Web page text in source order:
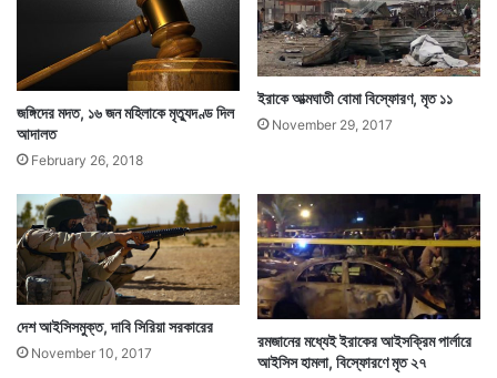
জঙ্গিদের মদত, ১৬ জন মহিলাকে মৃত্যুদণ্ড দিল
আদালত
February 26, 2018
ইরাকে আত্মঘাতী বোমা বিস্ফোরণ, মৃত ১১
November 29, 2017
দেশ আইসিসমুক্ত, দাবি সিরিয়া সরকারের
November 10, 2017
রমজানের মধ্যেই ইরাকের আইসক্রিম পার্লারে
আইসিস হামলা, বিস্ফোরণে মৃত ২৭